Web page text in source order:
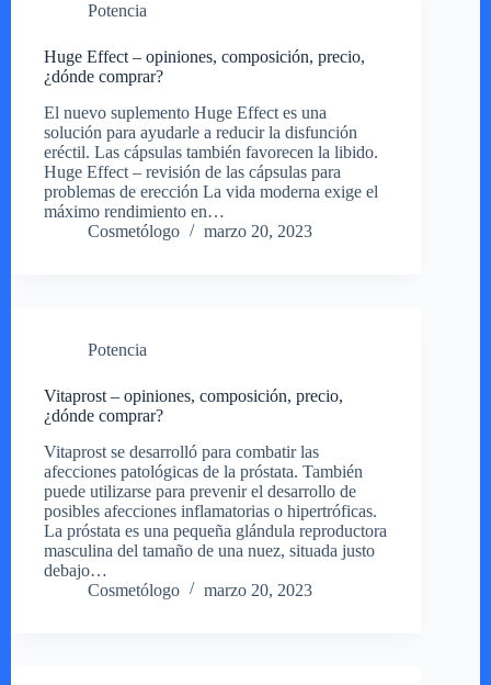
Potencia
Huge Effect – opiniones, composición, precio,
¿dónde comprar?
El nuevo suplemento Huge Effect es una
solución para ayudarle a reducir la disfunción
eréctil. Las cápsulas también favorecen la libido.
Huge Effect – revisión de las cápsulas para
problemas de erección La vida moderna exige el
máximo rendimiento en…
Cosmetólogo
marzo 20, 2023
Potencia
Vitaprost – opiniones, composición, precio,
¿dónde comprar?
Vitaprost se desarrolló para combatir las
afecciones patológicas de la próstata. También
puede utilizarse para prevenir el desarrollo de
posibles afecciones inflamatorias o hipertróficas.
La próstata es una pequeña glándula reproductora
masculina del tamaño de una nuez, situada justo
debajo…
Cosmetólogo
marzo 20, 2023